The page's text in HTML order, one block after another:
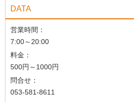
DATA
営業時間：
7:00～20:00
料金：
500円～1000円
問合せ：
053-581-8611